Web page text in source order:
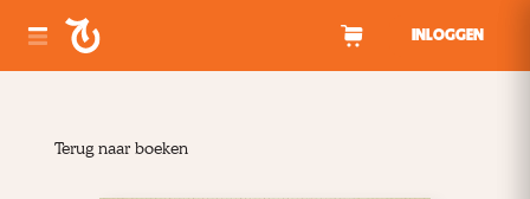
INLOGGEN
Terug naar boeken